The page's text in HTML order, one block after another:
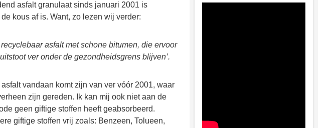
asfalt granulaat sinds januari 2001 is
kous af is. Want, zo lezen wij verder:
asfalt met schone bitumen, die ervoor
ver onder de gezondheidsgrens blijven’.
vandaan komt zijn van ver vóór 2001, waar
zijn gereden. Ik kan mij ook niet aan de
geen giftige stoffen heeft geabsorbeerd.
giftige stoffen vrij zoals: Benzeen, Tolueen,